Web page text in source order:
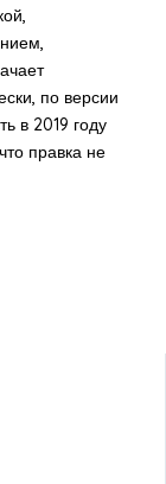
по версии
в 2019 году
правка не